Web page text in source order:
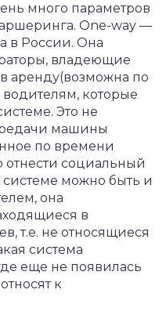
много параметров
One-way —
в России. Она
владеющие
аренду(возможна по
которые
Это не
машины
по времени
социальный
можно быть и
она
в
т.е. не относящиеся
система
еще не появилась
к